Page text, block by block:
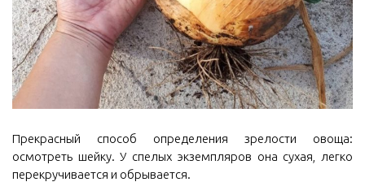
Прекрасный способ определения зрелости овоща:
осмотреть шейку. У спелых экземпляров она сухая, легко
перекручивается и обрывается.